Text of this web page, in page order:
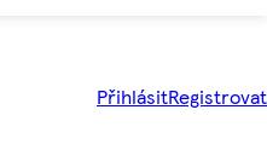
PřihlásitRegistrovat